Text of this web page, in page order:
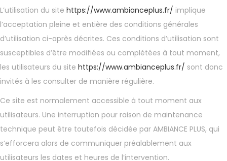
L’utilisation du site https://www.ambianceplus.fr/ implique
l’acceptation pleine et entière des conditions générales
d’utilisation ci-après décrites. Ces conditions d’utilisation sont
susceptibles d’être modifiées ou complétées à tout moment,
les utilisateurs du site https://www.ambianceplus.fr/ sont donc
invités à les consulter de manière régulière.
Ce site est normalement accessible à tout moment aux
utilisateurs. Une interruption pour raison de maintenance
technique peut être toutefois décidée par AMBIANCE PLUS, qui
s’efforcera alors de communiquer préalablement aux
utilisateurs les dates et heures de l’intervention.